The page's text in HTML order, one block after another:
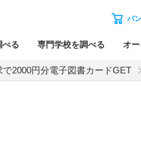
パ
べる 専門学校を調べる オ
で2000円分電子図書カードGET